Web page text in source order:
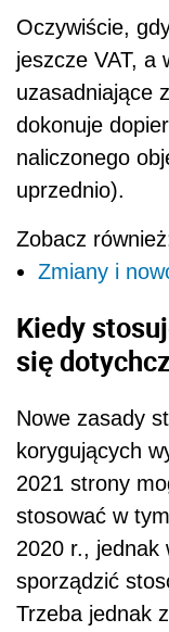
Oczywiście,
jeszcze VAT, a
uzasadniające
dokonuje
naliczonego
uprzednio).
Zobacz
Zmiany i
Kiedy
się
Nowe zasady
korygujących
2021 strony
stosować w
2020 r., jednak
sporządzić
Trzeba jednak